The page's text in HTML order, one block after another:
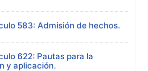
583: Admisión de hechos.
622: Pautas para la
y aplicación.